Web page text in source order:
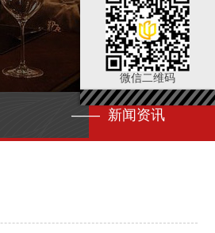
—— 新闻资讯
微信二维码